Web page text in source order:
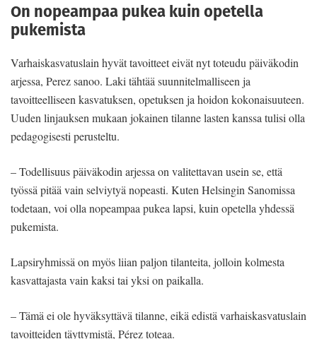
On nopeampaa pukea kuin opetella
pukemista
Varhaiskasvatuslain hyvät tavoitteet eivät nyt toteudu päiväkodin
arjessa, Perez sanoo. Laki tähtää suunnitelmalliseen ja
tavoitteelliseen kasvatuksen, opetuksen ja hoidon kokonaisuuteen.
Uuden linjauksen mukaan jokainen tilanne lasten kanssa tulisi olla
pedagogisesti perusteltu.
– Todellisuus päiväkodin arjessa on valitettavan usein se, että
työssä pitää vain selviytyä nopeasti. Kuten Helsingin Sanomissa
todetaan, voi olla nopeampaa pukea lapsi, kuin opetella yhdessä
pukemista.
Lapsiryhmissä on myös liian paljon tilanteita, jolloin kolmesta
kasvattajasta vain kaksi tai yksi on paikalla.
– Tämä ei ole hyväksyttävä tilanne, eikä edistä varhaiskasvatuslain
tavoitteiden täyttymistä, Pérez toteaa.